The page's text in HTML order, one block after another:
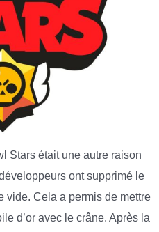
Stars était une autre raison
ont supprimé le
vide. Cela a permis de mettre
d’or avec le crâne. Après la